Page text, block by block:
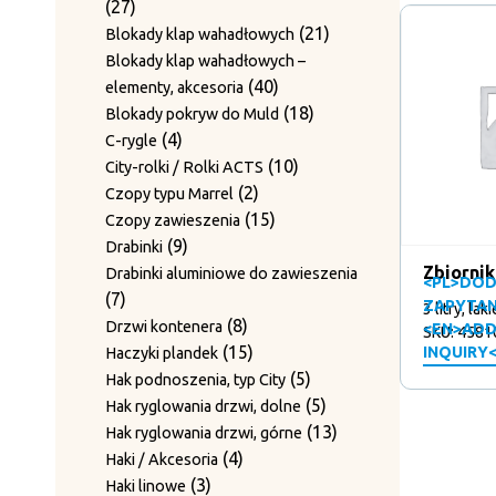
Mocowanie rolek
produktów
Obcinaki do drutu / Mocowanie
noży 77
produktów
Odbojniki 11
produkt
Odbojniki gumowe 11
Osłony rolek prowadzących
Płyty ścieralne 77
produktów
Płyty z bolcami do rolek
prowadzących
3 3
Prowadnice
produkty
Prowadnice boczne 1616
Rolki prowadzące
Rolki prowadzenia drutu
Śruby mocujące i sprężyny
Sworznie prowadzące 22
produkty
Sworznie rolek prowadzących
12
produktów
Sworznie rolek prowadzących i
2727
produktów
Blokady klap wahadłowych 2121
Blokady klap wahadłowych –
elementy, akcesoria
4040
produktów
Blokady pokryw do Muld 1818
C-rygle 44
produkty
City-rolki / Rolki ACTS 1010
Czopy typu Marrel 22
produkty
Czopy zawieszenia 1515
Drabinki 99
produktów
Drabinki aluminiowe do zawieszenia
77
produktów
Drzwi kontenera 88
produktów
Haczyki plandek 1515
produktów
Hak podnoszenia, typ City 55
produktów
Hak ryglowania drzwi, dolne 55
produktów
Hak ryglowania drzwi, górne 1313
Haki / Akcesoria 44
Haki linowe 33
3 litry,
SKU: